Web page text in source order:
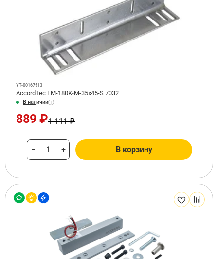
УТ-00167513
AccordTec LM-180K-M-35x45-S 7032
В наличии
889 ₽1 111 ₽
− + В корзину